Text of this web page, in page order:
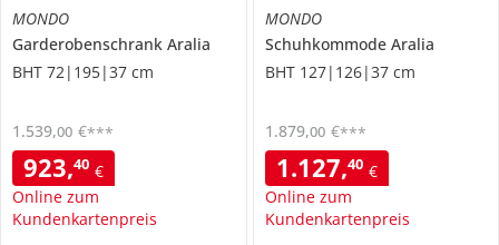
MONDO
Garderobenschrank Aralia
BHT 72|195|37 cm
923,40 €
Online zum
Kundenkartenpreis
1.539,00 €***
MONDO
Schuhkommode Aralia
BHT 127|126|37 cm
1.127,40 €
Online zum
Kundenkartenpreis
1.879,00 €***